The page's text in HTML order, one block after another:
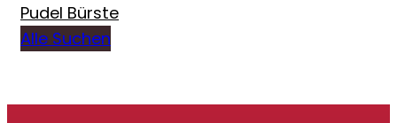
Pudel Bürste
Alle Suchen